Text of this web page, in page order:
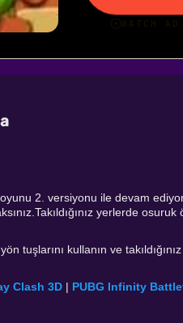
2. versiyonu ile devam
yerlerde
tuşlarını kullanın ve
Clash 3D | PUBG Infinity